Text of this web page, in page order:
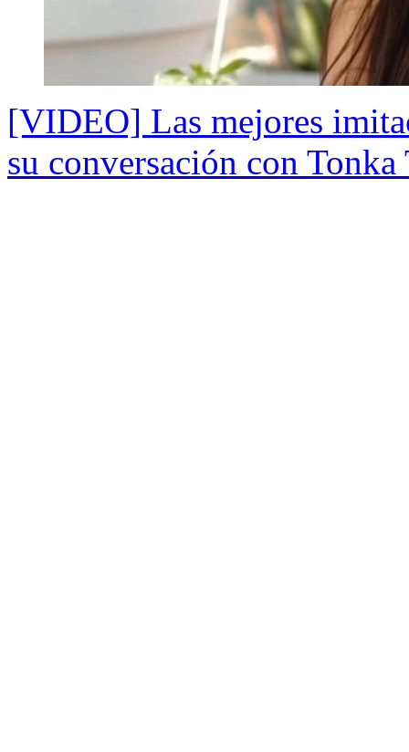
[VIDEO] Las mejores
su conversación con